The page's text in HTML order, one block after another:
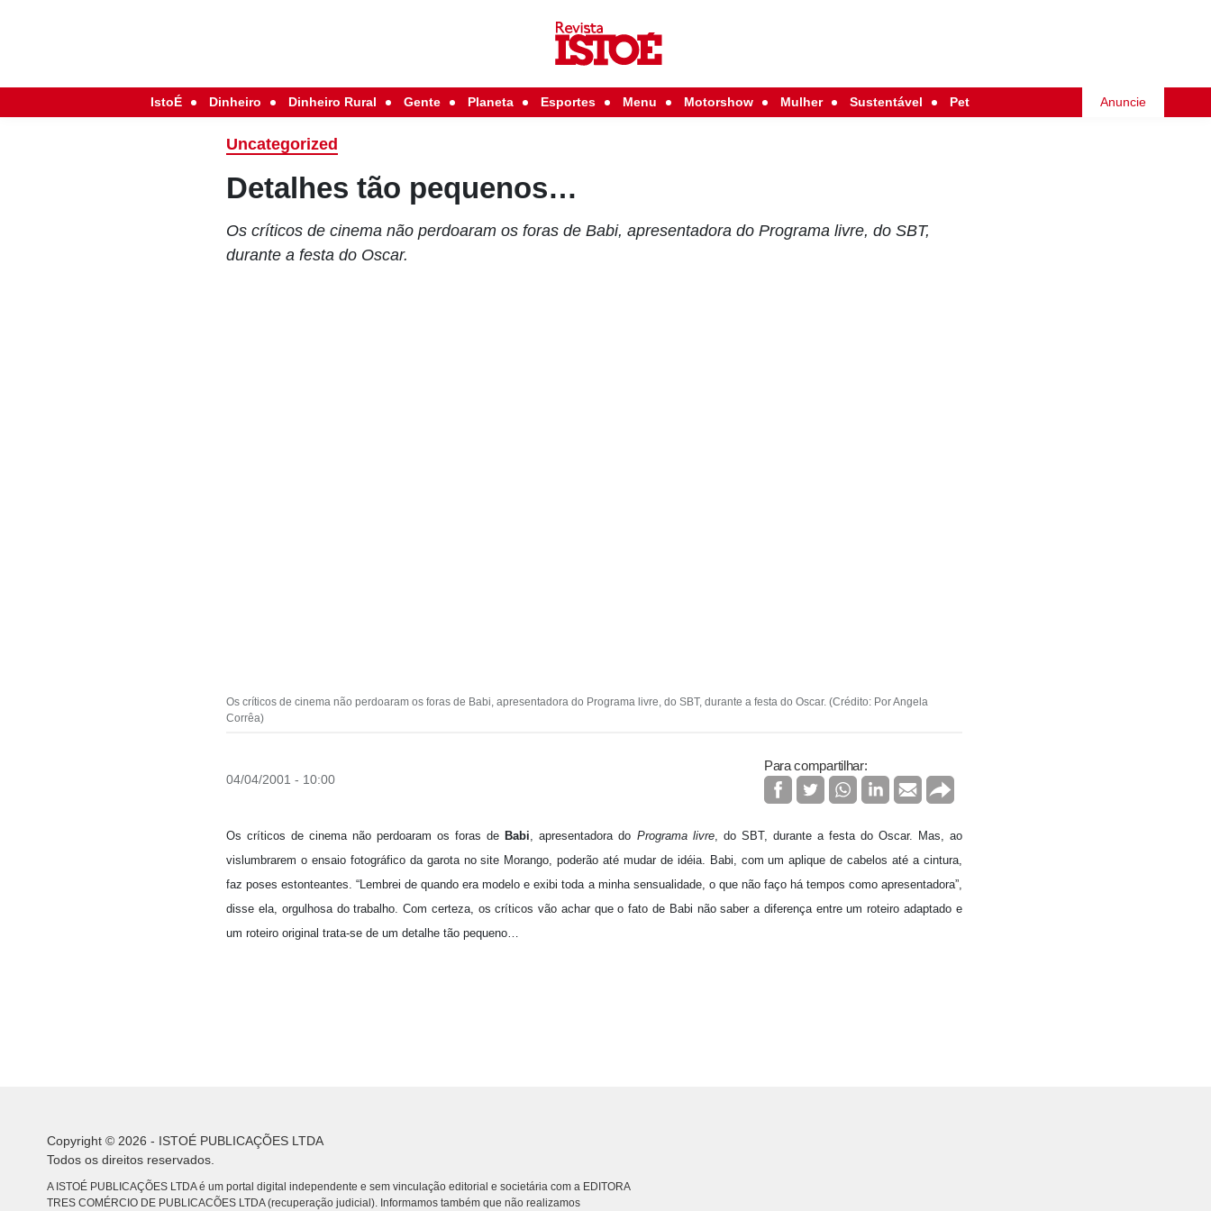
IstoÉ Dinheiro Dinheiro Rural Gente Planeta Esportes Menu Motorshow Mulher Sustentável Pet Anuncie
Uncategorized
Detalhes tão pequenos…
Os críticos de cinema não perdoaram os foras de Babi, apresentadora do Programa livre, do SBT,
durante a festa do Oscar.
Os críticos de cinema não perdoaram os foras de Babi, apresentadora do Programa livre, do SBT, durante a festa do Oscar. (Crédito: Por Angela
Corrêa)
04/04/2001 - 10:00
Para compartilhar:
Os críticos de cinema não perdoaram os foras de Babi, apresentadora do Programa livre, do SBT, durante a festa do Oscar. Mas, ao
vislumbrarem o ensaio fotográfico da garota no site Morango, poderão até mudar de idéia. Babi, com um aplique de cabelos até a cintura,
faz poses estonteantes. “Lembrei de quando era modelo e exibi toda a minha sensualidade, o que não faço há tempos como apresentadora”,
disse ela, orgulhosa do trabalho. Com certeza, os críticos vão achar que o fato de Babi não saber a diferença entre um roteiro adaptado e
um roteiro original trata-se de um detalhe tão pequeno…
Copyright © 2026 - ISTOÉ PUBLICAÇÕES LTDA
Todos os direitos reservados.
A ISTOÉ PUBLICAÇÕES LTDA é um portal digital independente e sem vinculação editorial e societária com a EDITORA
TRES COMÉRCIO DE PUBLICACÕES LTDA (recuperação judicial). Informamos também que não realizamos